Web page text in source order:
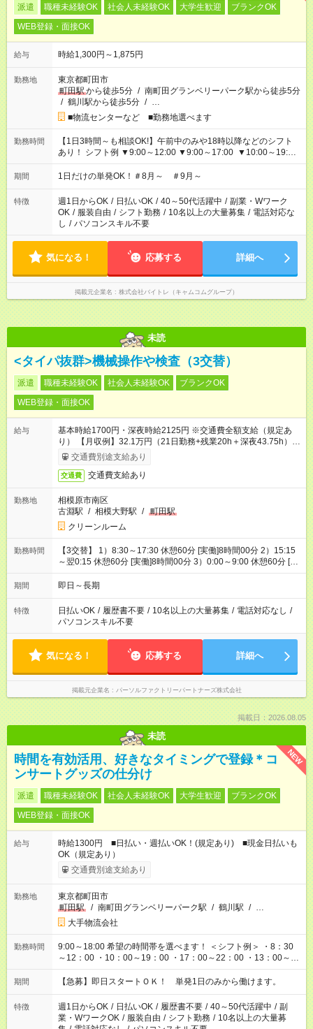
派遣 職種未経験OK 社会人未経験OK 大学生歓迎
ブランクOK
WEB登録・面接OK
給与 時給1,300円～1,875円
勤務地
東京都町田市
町田駅から徒歩5分 / 南町田グランベリーパーク駅から徒歩5分
/ 鶴川駅から徒歩5分 / …
■物流センターなど ■勤務地選べます
勤務時間
【1日3時間～も相談OK!】午前中のみや18時以降などのシフト
あり！ シフト例 ▼9:00～12:00 ▼9:00～17:00 ▼10:00～19:00
▼18:00～21:00
期間 1日だけの単発OK！＃8月～ ＃9月～
特徴 週1日からOK / 日払いOK / 40～50代活躍中 / 副業・Wワーク
OK / 服装自由 / シフト勤務 / 10名以上の大量募集 / 電話対応な
し / パソコンスキル不要
気になる！ 応募する 詳細へ
掲載元企業名 株式会社バイトレ（キャムコムグループ）
未読
<タイパ抜群>機械操作や検査（3交替）
派遣 職種未経験OK 社会人未経験OK
ブランクOK
WEB登録・面接OK
給与
基本時給1700円・深夜時給2125円 ※交通費全額支給（規定あ
り） 【月収例】32.1万円（21日勤務+残業20h＋深夜43.75h）
※朝7回・昼7回・夜7回勤務の場合
交通費別途支給あり
交通費 交通費支給あり
勤務地
相模原市南区
古淵駅 / 相模大野駅 / 町田駅
クリーンルーム
勤務時間
【3交替】 1）8:30～17:30 休憩60分 [実働]8時間00分 2）15:15
～翌0:15 休憩60分 [実働]8時間00分 3）0:00～9:00 休憩60分 [実
働]8時間00分
期間 即日～長期
特徴 日払いOK / 履歴書不要 / 10名以上の大量募集 / 電話対応なし /
パソコンスキル不要
気になる！ 応募する 詳細へ
掲載元企業名 パーソルファクトリーパートナーズ株式会社
掲載日：2026.08.05
未読
NEW
時間を有効活用、好きなタイミングで登録＊コ
ンサートグッズの仕分け
派遣 職種未経験OK 社会人未経験OK 大学生歓迎
ブランクOK
WEB登録・面接OK
給与
時給1300円 ■日払い・週払いOK！(規定あり) ■現金日払いも
OK（規定あり）
交通費別途支給あり
勤務地
東京都町田市
町田駅
/ 南町田グランベリーパーク駅 / 鶴川駅 / …
大手物流会社
勤務時間
9:00～18:00 希望の時間帯を選べます！ ＜シフト例＞ ・8：30
～12：00 ・10：00～19：00 ・17：00～22：00 ・13：00～
22：00 ・22：00～翌6：00 など
期間 【急募】即日スタートＯＫ！ 単発1日のみから働けます。
特徴 週1日からOK / 日払いOK / 履歴書不要 / 40～50代活躍中 / 副
業・WワークOK / 服装自由 / シフト勤務 / 10名以上の大量募